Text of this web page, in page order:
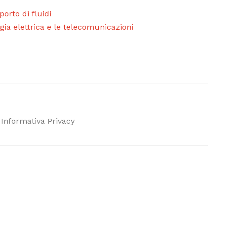
di fluidi
elettrica e le telecomunicazioni
Informativa Privacy